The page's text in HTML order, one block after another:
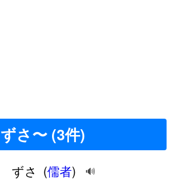
ずさ〜 (3件)
ずさ (儒者) 🔊